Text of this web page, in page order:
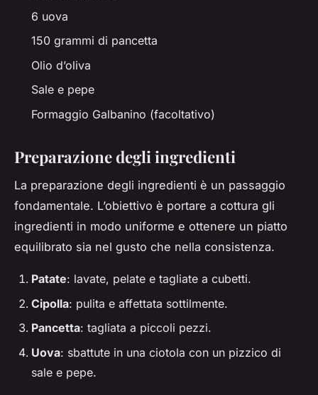
6 uova
150 grammi di pancetta
Olio d’oliva
Sale e pepe
Formaggio Galbanino (facoltativo)
Preparazione degli ingredienti
La preparazione degli ingredienti è un passaggio
fondamentale. L’obiettivo è portare a cottura gli
ingredienti in modo uniforme e ottenere un piatto
equilibrato sia nel gusto che nella consistenza.
Patate: lavate, pelate e tagliate a cubetti.
Cipolla: pulita e affettata sottilmente.
Pancetta: tagliata a piccoli pezzi.
Uova: sbattute in una ciotola con un pizzico di
sale e pepe.